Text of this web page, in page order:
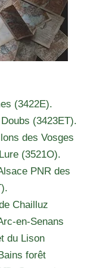
(3422E).
(3423ET).
des Vosges
(3521O).
PNR des
Chailluz
en-Senans
du Lison
forêt